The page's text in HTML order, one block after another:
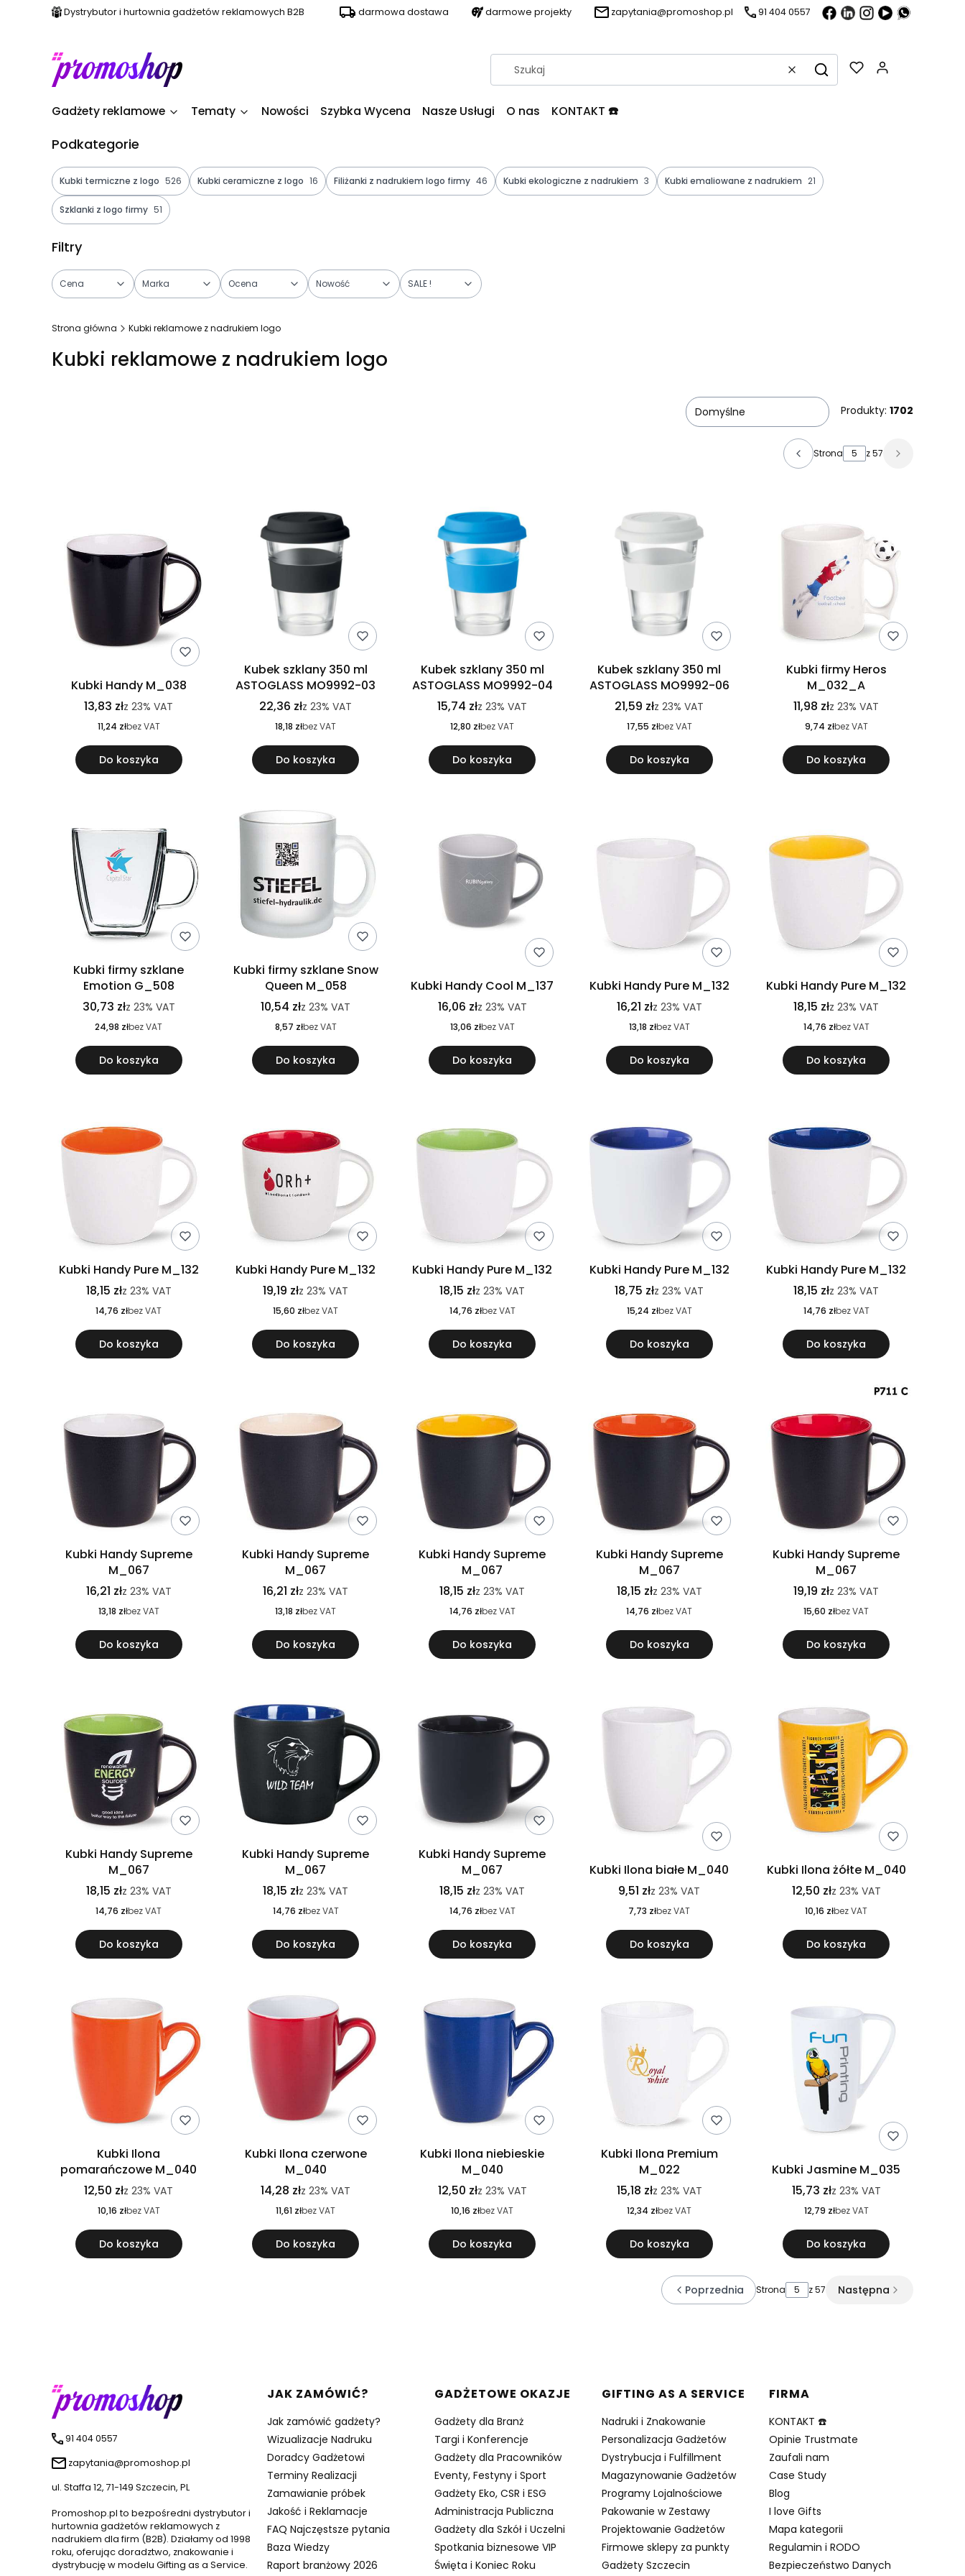
Dystrybutor i hurtownia gadżetów reklamowych B2B darmowa dostawa darmowe projekty zapytania@promoshop.pl 91 404 0557
WyczyśćSzukaj
Gadżety reklamowe Tematy Nowości Szybka Wycena Nasze Usługi O nas KONTAKT ☎️
Podkategorie
Kubki termiczne z logo 526 Kubki ceramiczne z logo 16 Filiżanki z nadrukiem logo firmy 46 Kubki ekologiczne z nadrukiem 3 Kubki emaliowane z nadrukiem 21
Szklanki z logo firmy 51
Filtry
Cena Marka Ocena Nowość SALE !
Strona główna Kubki reklamowe z nadrukiem logo
Kubki reklamowe z nadrukiem logo
Domyślne Produkty: 1702
Strona z 57
Kubki Handy M_038
13,83 złz23% VAT
11,24 złbez VAT
Do koszyka
Kubek szklany 350 ml
ASTOGLASS MO9992-03
22,36 złz23% VAT
18,18 złbez VAT
Do koszyka
Kubek szklany 350 ml
ASTOGLASS MO9992-04
15,74 złz23% VAT
12,80 złbez VAT
Do koszyka
Kubek szklany 350 ml
ASTOGLASS MO9992-06
21,59 złz23% VAT
17,55 złbez VAT
Do koszyka
Kubki firmy Heros
M_032_A
11,98 złz23% VAT
9,74 złbez VAT
Do koszyka
Kubki firmy szklane
Emotion G_508
30,73 złz 23% VAT
24,98 złbez VAT
Do koszyka
Kubki firmy szklane Snow
Queen M_058
10,54 złz23% VAT
8,57 złbez VAT
Do koszyka
Kubki Handy Cool M_137
16,06 złz 23% VAT
13,06 złbez VAT
Do koszyka
Kubki Handy Pure M_132
16,21 złz 23% VAT
13,18 złbez VAT
Do koszyka
Kubki Handy Pure M_132
18,15 złz23% VAT
14,76 złbez VAT
Do koszyka
Kubki Handy Pure M_132
18,15 złz 23% VAT
14,76 złbez VAT
Do koszyka
Kubki Handy Pure M_132
19,19 złz23% VAT
15,60 złbez VAT
Do koszyka
Kubki Handy Pure M_132
18,15 złz23% VAT
14,76 złbez VAT
Do koszyka
Kubki Handy Pure M_132
18,75 złz23% VAT
15,24 złbez VAT
Do koszyka
Kubki Handy Pure M_132
18,15 złz23% VAT
14,76 złbez VAT
Do koszyka
Kubki Handy Supreme
M_067
16,21 złz 23% VAT
13,18 złbez VAT
Do koszyka
Kubki Handy Supreme
M_067
16,21 złz23% VAT
13,18 złbez VAT
Do koszyka
Kubki Handy Supreme
M_067
18,15 złz23% VAT
14,76 złbez VAT
Do koszyka
Kubki Handy Supreme
M_067
18,15 złz 23% VAT
14,76 złbez VAT
Do koszyka
Kubki Handy Supreme
M_067
19,19 złz23% VAT
15,60 złbez VAT
Do koszyka
Kubki Handy Supreme
M_067
18,15 złz 23% VAT
14,76 złbez VAT
Do koszyka
Kubki Handy Supreme
M_067
18,15 złz23% VAT
14,76 złbez VAT
Do koszyka
Kubki Handy Supreme
M_067
18,15 złz23% VAT
14,76 złbez VAT
Do koszyka
Kubki Ilona białe M_040
9,51 złz23% VAT
7,73 złbez VAT
Do koszyka
Kubki Ilona żółte M_040
12,50 złz 23% VAT
10,16 złbez VAT
Do koszyka
Kubki Ilona
pomarańczowe M_040
12,50 złz23% VAT
10,16 złbez VAT
Do koszyka
Kubki Ilona czerwone
M_040
14,28 złz23% VAT
11,61 złbez VAT
Do koszyka
Kubki Ilona niebieskie
M_040
12,50 złz 23% VAT
10,16 złbez VAT
Do koszyka
Kubki Ilona Premium
M_022
15,18 złz 23% VAT
12,34 złbez VAT
Do koszyka
Kubki Jasmine M_035
15,73 złz 23% VAT
12,79 złbez VAT
Do koszyka
Poprzednia Strona z 57 Następna
91 404 0557
zapytania@promoshop.pl
ul. Staffa 12, 71-149 Szczecin, PL
Promoshop.pl to bezpośredni dystrybutor i
hurtownia gadżetów reklamowych z
nadrukiem dla firm (B2B). Działamy od 1998
roku, oferując doradztwo, znakowanie i
dystrybucję w modelu Gifting as a Service.
Linki w stopce
JAK ZAMÓWIĆ?
Jak zamówić gadżety?
Wizualizacje Nadruku
Doradcy Gadżetowi
Terminy Realizacji
Zamawianie próbek
Jakość i Reklamacje
FAQ Najczęstsze pytania
Baza Wiedzy
Raport branżowy 2026
GADŻETOWE OKAZJE
Gadżety dla Branż
Targi i Konferencje
Gadżety dla Pracowników
Eventy, Festyny i Sport
Gadżety Eko, CSR i ESG
Administracja Publiczna
Gadżety dla Szkół i Uczelni
Spotkania biznesowe VIP
Święta i Koniec Roku
GIFTING AS A SERVICE
Nadruki i Znakowanie
Personalizacja Gadżetów
Dystrybucja i Fulfillment
Magazynowanie Gadżetów
Programy Lojalnościowe
Pakowanie w Zestawy
Projektowanie Gadżetów
Firmowe sklepy za punkty
Gadżety Szczecin
FIRMA
KONTAKT ☎️
Opinie Trustmate
Zaufali nam
Case Study
Blog
I love Gifts
Mapa kategorii
Regulamin i RODO
Bezpieczeństwo Danych